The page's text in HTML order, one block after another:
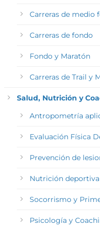
Carreras de medio
Carreras de fondo
Fondo y Maratón
Carreras de Trail y
Salud, Nutrición y
Antropometría
Evaluación Física
Prevención de
Nutrición deportiva
Socorrismo y
Psicología y